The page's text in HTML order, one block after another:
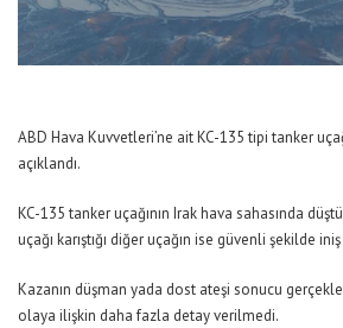
ABD Hava Kuvvetleri’ne ait KC-135 tipi tanker
açıklandı.
KC-135 tanker uçağının Irak hava sahasında
uçağı karıştığı diğer uçağın ise güvenli şekilde
Kazanın düşman yada dost ateşi sonucu
olaya ilişkin daha fazla detay verilmedi.